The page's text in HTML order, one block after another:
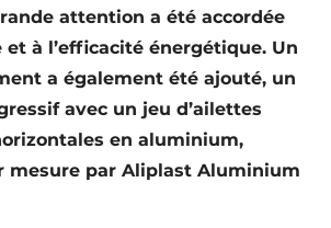
attention a été accordée
à l’efficacité énergétique. Un
a également été ajouté, un
avec un jeu d’ailettes
en aluminium,
mesure par Aliplast Aluminium